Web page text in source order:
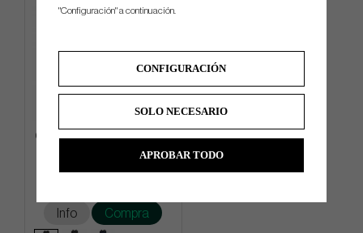
Cobra Ultradry Pro - Cart Bag
Info Compra
"Configuración" a continuación.
CONFIGURACIÓN
SOLO NECESARIO
APROBAR TODO